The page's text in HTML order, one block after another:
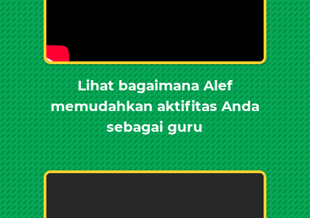
Lihat bagaimana Alef
memudahkan aktifitas Anda
sebagai guru